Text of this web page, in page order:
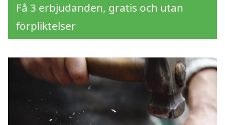
Få 3 erbjudanden, gratis och utan
förpliktelser